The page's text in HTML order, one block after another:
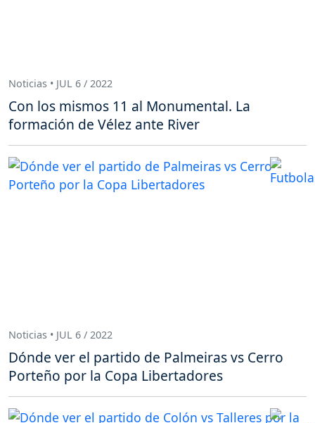
Noticias • JUL 6 / 2022
Con los mismos 11 al Monumental. La
formación de Vélez ante River
Noticias • JUL 6 / 2022
Dónde ver el partido de Palmeiras vs Cerro
Porteño por la Copa Libertadores